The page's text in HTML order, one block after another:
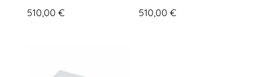
510,00 € 510,00€